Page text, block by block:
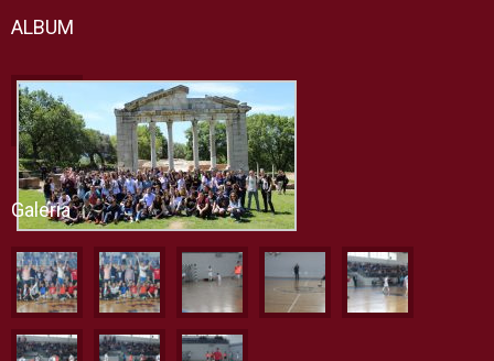
ALBUM
Galeria